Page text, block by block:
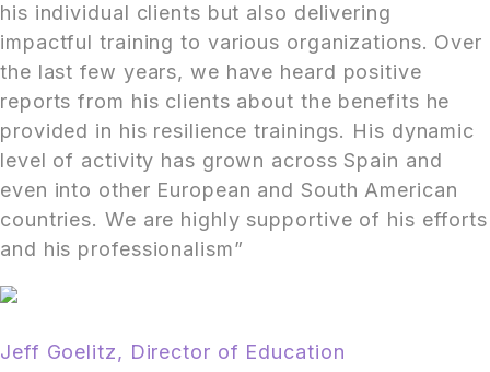
his individual clients but also delivering
impactful training to various organizations. Over
the last few years, we have heard positive
reports from his clients about the benefits he
provided in his resilience trainings. His dynamic
level of activity has grown across Spain and
even into other European and South American
countries. We are highly supportive of his efforts
and his professionalism”
Jeff Goelitz, Director of Education